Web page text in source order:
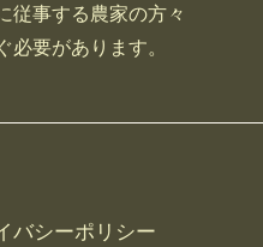
従事する農家の方々
要があります。
バシーポリシー